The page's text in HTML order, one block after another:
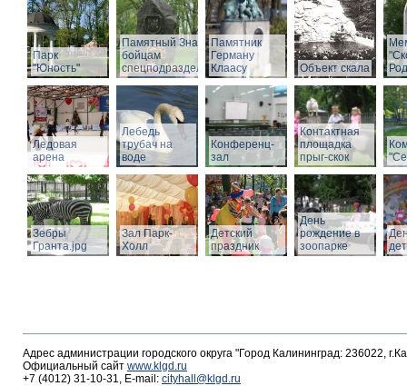
Парк
"Юность"
Памятный Знак
бойцам
спецподразделений
Памятник
Герману
Клаасу
Объект скала
Ледовая
арена
Лебедь
трубач на
воде
Конференц-
зал
Контактная
площадка
прыг-скок
Зебры
Гранта.jpg
Зал Парк-
Холл
Детский
праздник
День
рождение в
зоопарке
Адрес администрации городского округа "Город Калининград: 236022,
Официальный сайт www.klgd.ru
+7 (4012) 31-10-31, E-mail: cityhall@klgd.ru